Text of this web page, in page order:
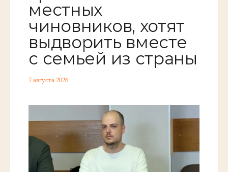
местных
чиновников, хотят
выдворить вместе
с семьей из страны
7 августа 2026